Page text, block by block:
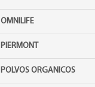
OMNILIFE
PIERMONT
POLVOS ORGANICOS